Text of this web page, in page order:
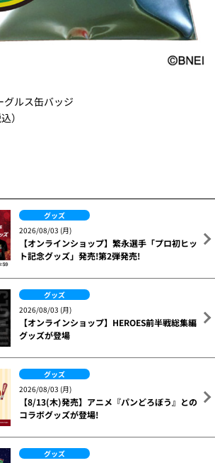
ルス缶バッジ
）
グッズ
2026/08/03 (月)
【オンラインショップ】繁永選手「プロ初ヒッ
ト記念グッズ」発売!第2弾発売!
グッズ
2026/08/03 (月)
【オンラインショップ】HEROES前半戦総集編
グッズが登場
グッズ
2026/08/03 (月)
【8/13(木)発売】アニメ『パンどろぼう』との
コラボグッズが登場!
グッズ